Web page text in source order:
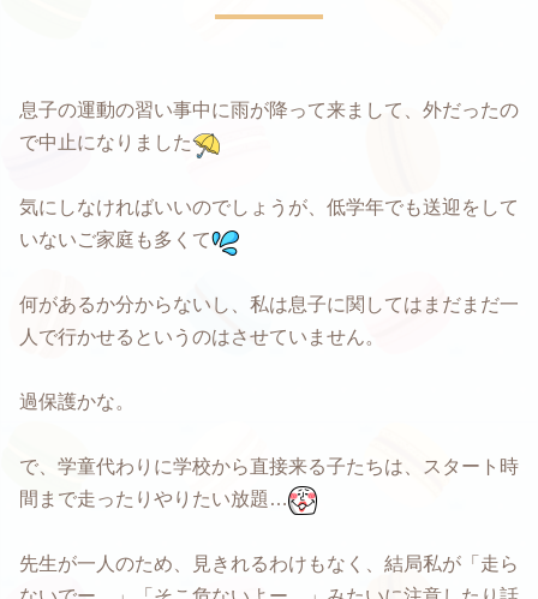
息子の運動の習い事中に雨が降って来まして、外だったの
で中止になりました
気にしなければいいのでしょうが、低学年でも送迎をして
いないご家庭も多くて
何があるか分からないし、私は息子に関してはまだまだ一
人で行かせるというのはさせていません。
過保護かな。
で、学童代わりに学校から直接来る子たちは、スタート時
間まで走ったりやりたい放題…
先生が一人のため、見きれるわけもなく、結局私が「走ら